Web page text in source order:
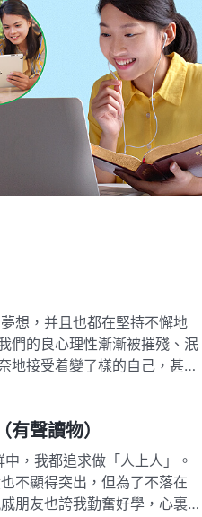
想，并且也都在堅持不懈地
們的良心理性漸漸被摧殘、泯
地接受着變了樣的自己，甚至
聲讀物）
，我都追求做「人上人」。
不顯得突出，但為了不落在
朋友也誇我勤奮好學，心裏